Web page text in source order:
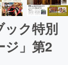
ック特別
ジ」第2